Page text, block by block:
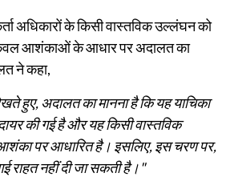
अधिकारों के किसी वास्तविक उल्लंघन को
आशंकाओं के आधार पर अदालत का
ने कहा,
हुए, अदालत का मानना ​​है कि यह याचिका
की गई है और यह किसी वास्तविक
पर आधारित है। इसलिए, इस चरण पर,
गई राहत नहीं दी जा सकती है।"